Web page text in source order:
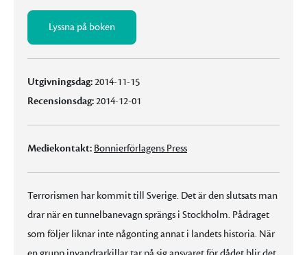
Lyssna på boken
Utgivningsdag:2014-11-15
Recensionsdag:2014-12-01
Mediekontakt: Bonnierförlagens Press
Terrorismen har kommit till Sverige. Det är den slutsats man
drar när en tunnelbanevagn sprängs i Stockholm. Pådraget
som följer liknar inte någonting annat i landets historia. När